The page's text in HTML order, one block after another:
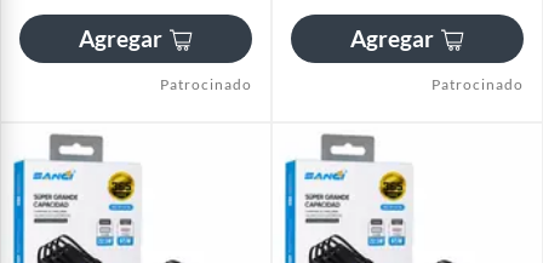
Agregar
Patrocinado
Agregar
Patrocinado